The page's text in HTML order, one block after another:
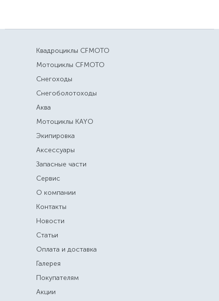
Квадроциклы CFMOTO
Мотоциклы CFMOTO
Снегоходы
Снегоболотоходы
Аква
Мотоциклы KAYO
Экипировка
Аксессуары
Запасные части
Сервис
О компании
Контакты
Новости
Статьи
Оплата и доставка
Галерея
Покупателям
Акции